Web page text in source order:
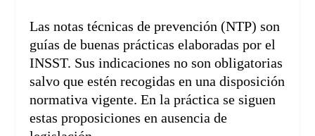
Las notas técnicas de prevención (NTP) son
guías de buenas prácticas elaboradas por el
INSST. Sus indicaciones no son obligatorias
salvo que estén recogidas en una disposición
normativa vigente. En la práctica se siguen
estas proposiciones en ausencia de